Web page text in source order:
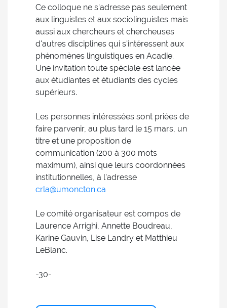
Ce colloque ne s'adresse pas seulement
aux linguistes et aux sociolinguistes mais
aussi aux chercheurs et chercheuses
d'autres disciplines qui s'intéressent aux
phénomènes linguistiques en Acadie.
Une invitation toute spéciale est lancée
aux étudiantes et étudiants des cycles
supérieurs.
Les personnes intéressées sont priées de
faire parvenir, au plus tard le 15 mars, un
titre et une proposition de
communication (200 à 300 mots
maximum), ainsi que leurs coordonnées
institutionnelles, à l'adresse
crla@umoncton.ca
Le comité organisateur est compos de
Laurence Arrighi, Annette Boudreau,
Karine Gauvin, Lise Landry et Matthieu
LeBlanc.
-30-